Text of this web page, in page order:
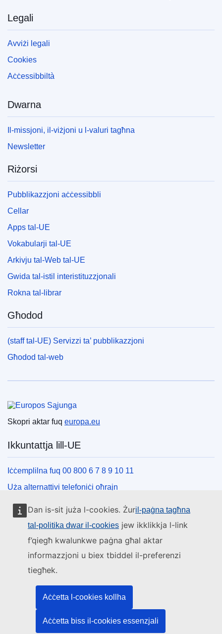
Dan is-sit juża l-cookies. Żuril-paġna tagħna
tal-politika dwar il-cookies jew ikklikkja l-link
f’qiegħ kwalunkwe paġna għal aktar
informazzjoni u biex tbiddel il-preferenzi
tiegħek.
Aċċetta l-cookies kollha
Aċċetta biss il-cookies essenzjali
Legali
Avviżi legali
Cookies
Aċċessibbiltà
Dwarna
Il-missjoni, il-viżjoni u l-valuri tagħna
Newsletter
Riżorsi
Pubblikazzjoni aċċessibbli
Cellar
Apps tal-UE
Vokabularji tal-UE
Arkivju tal-Web tal-UE
Gwida tal-istil interistituzzjonali
Rokna tal-librar
Għodod
(staff tal-UE) Servizzi ta’ pubblikazzjoni
Għodod tal-web
Unjoni Ewropea
Skopri aktar fuq europa.eu
Ikkuntattja lill-UE
Iċċemplilna fuq 00 800 6 7 8 9 10 11
Uża alternattivi telefoniċi oħrajn
Iktbilna permezz tal-formola ta’ kuntatt tagħna
Iltaqa’ magħna f’wieħed miċ-ċentri tal-UE
Media soċjali
Fittex mezzi tal-media soċjali tal-UE
L-istituzzjonijiet u l-korpi tal-UE
Fittex l-istituzzjonijiet u l-korpi kollha tal-UE.